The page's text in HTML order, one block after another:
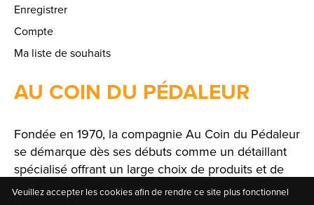
Enregistrer
Compte
Ma liste de souhaits
AU COIN DU PÉDALEUR
Fondée en 1970, la compagnie Au Coin du Pédaleur
se démarque dès ses débuts comme un détaillant
spécialisé offrant un large choix de produits et de
solutions.
Veuillez accepter les cookies afin de rendre ce site plus fonctionnel